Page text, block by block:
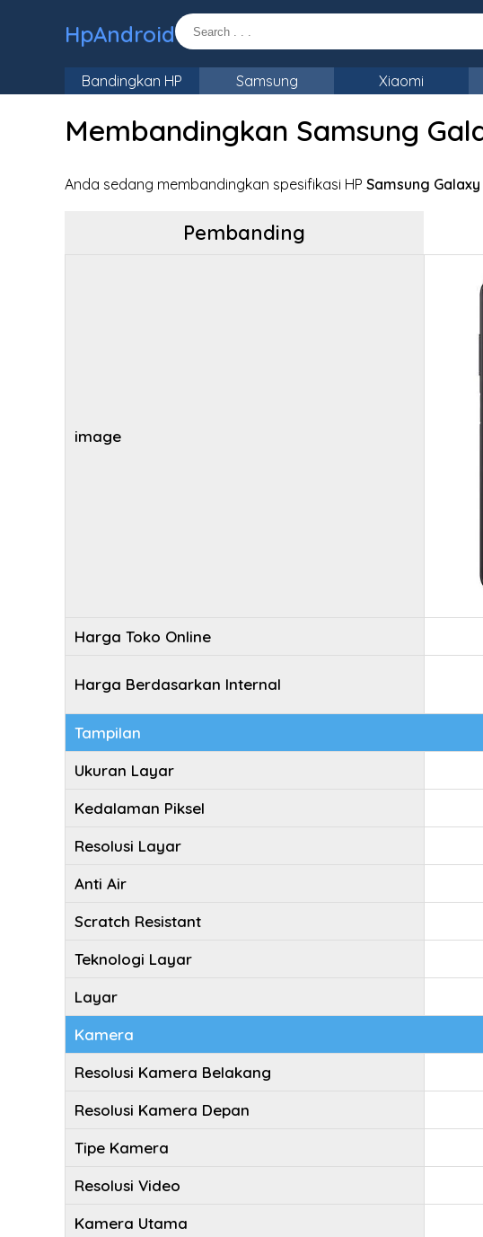
HpAndroid
Bandingkan HP Samsung Xiaomi
Membandingkan Samsung
Anda sedang membandingkan spesifikasi HP Samsung Galaxy
Pembanding
image
Harga Toko Online
Harga Berdasarkan Internal
Tampilan
Ukuran Layar
Kedalaman Piksel
Resolusi Layar
Anti Air
Scratch Resistant
Teknologi Layar
Layar
Kamera
Resolusi Kamera Belakang
Resolusi Kamera Depan
Tipe Kamera
Resolusi Video
Kamera Utama